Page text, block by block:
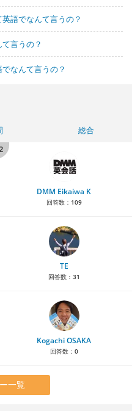
語でなんて言うの？
言うの？
なんて言うの？
総合
2
DMM Eikaiwa K
回答数： 109
TE
回答数： 31
Kogachi OSAKA
回答数： 0
一覧